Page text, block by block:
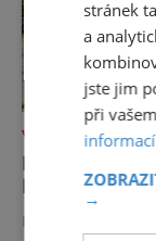
VÝLETY ZA
LÉTO V
POZNÁNÍ,
KOMERČNÍ
stránek
a
jste jim
při
informací
→